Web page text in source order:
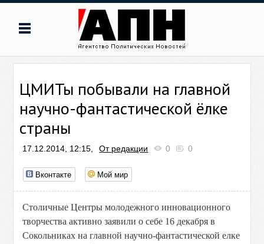
ЦМИТы побывали на главной
научно-фантастической ёлке
страны
17.12.2014, 12:15, От редакции 0 0
Вконтакте Мой мир
Столичные Центры молодежного инновационного
творчества активно заявили о себе 16 декабря в
Сокольниках на главной научно-фантастической елке